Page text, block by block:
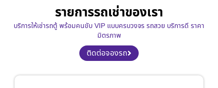
รายการรถเช่าของเรา
บริการให้เช่ารถตู้ พร้อมคนขับ VIP แบบครบวงจร รถสวย บริการดี ราคา
มิตรภาพ
ติดต่อจองรถ